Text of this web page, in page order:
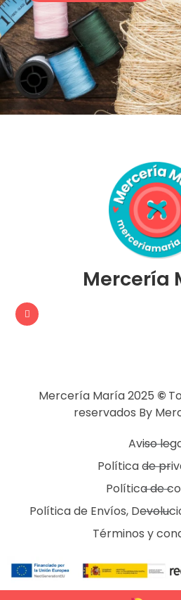
Mercería
Mercería María 2025 ©
reservados By
Aviso
Política de
Política de
Política de Envíos,
Términos y